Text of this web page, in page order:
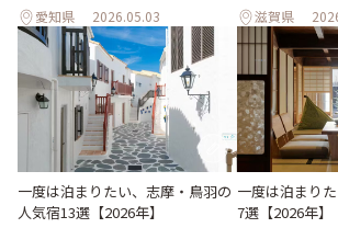
愛知県 2026.05.03 滋賀県
一度は泊まりたい、志摩・鳥羽の
人気宿13選【2026年】
一度は泊まり
7選【2026年】